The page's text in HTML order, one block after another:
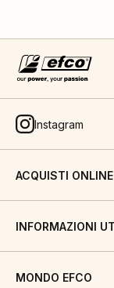
Instagram
ACQUISTI ONLINE
INFORMAZIONI
MONDO EFCO